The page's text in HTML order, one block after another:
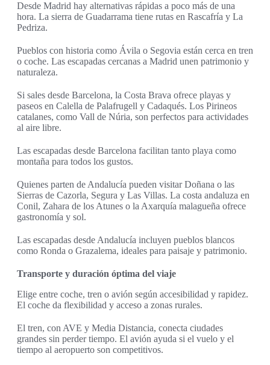
Desde Madrid hay alternativas rápidas a poco más de una
hora. La sierra de Guadarrama tiene rutas en Rascafría y La
Pedriza.
Pueblos con historia como Ávila o Segovia están cerca en tren
o coche. Las escapadas cercanas a Madrid unen patrimonio y
naturaleza.
Si sales desde Barcelona, la Costa Brava ofrece playas y
paseos en Calella de Palafrugell y Cadaqués. Los Pirineos
catalanes, como Vall de Núria, son perfectos para actividades
al aire libre.
Las escapadas desde Barcelona facilitan tanto playa como
montaña para todos los gustos.
Quienes parten de Andalucía pueden visitar Doñana o las
Sierras de Cazorla, Segura y Las Villas. La costa andaluza en
Conil, Zahara de los Atunes o la Axarquía malagueña ofrece
gastronomía y sol.
Las escapadas desde Andalucía incluyen pueblos blancos
como Ronda o Grazalema, ideales para paisaje y patrimonio.
Transporte y duración óptima del viaje
Elige entre coche, tren o avión según accesibilidad y rapidez.
El coche da flexibilidad y acceso a zonas rurales.
El tren, con AVE y Media Distancia, conecta ciudades
grandes sin perder tiempo. El avión ayuda si el vuelo y el
tiempo al aeropuerto son competitivos.